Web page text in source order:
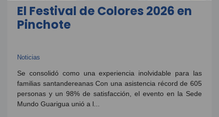
El Festival de Colores 2026 en
Pinchote
Noticias
Se consolidó como una experiencia inolvidable para las
familias santandereanas Con una asistencia récord de 605
personas y un 98% de satisfacción, el evento en la Sede
Mundo Guarigua unió a l...